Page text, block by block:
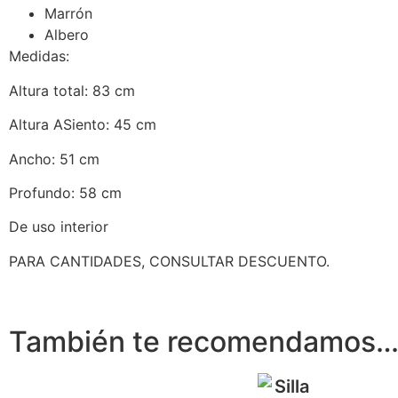
Marrón
Albero
Medidas:
Altura total: 83 cm
Altura ASiento: 45 cm
Ancho: 51 cm
Profundo: 58 cm
De uso interior
PARA CANTIDADES, CONSULTAR DESCUENTO.
También te recomendamos…